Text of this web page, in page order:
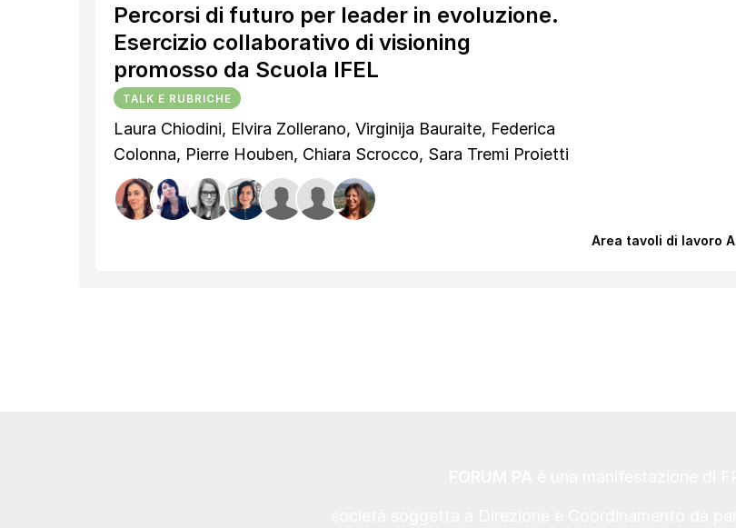
Percorsi di futuro per leader in evoluzione.
Esercizio collaborativo di visioning
promosso da Scuola IFEL
TALK E RUBRICHE
Laura Chiodini, Elvira Zollerano, Virginija Bauraite, Federica
Colonna, Pierre Houben, Chiara Scrocco, Sara Tremi Proietti
Area tavoli di lavoro A